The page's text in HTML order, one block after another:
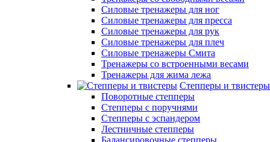
Силовые тренажеры для ног
Силовые тренажеры для пресса
Силовые тренажеры для рук
Силовые тренажеры для плеч
Силовые тренажеры Смита
Тренажеры со встроенными весами
Тренажеры для жима лежа
Степперы и твистеры
Поворотные степперы
Степперы с поручнями
Степперы с эспандером
Лестничные степперы
Балансировочные степперы